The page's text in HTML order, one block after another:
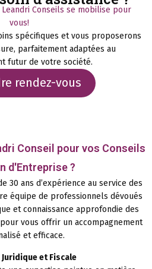
Leandri Conseils se mobilise pour
vous!
spécifiques et vous proposerons
parfaitement adaptées au
futur de votre société.
rendez-vous
Conseil pour vos Conseils
d'Entreprise ?
30 ans d’expérience au service des
équipe de professionnels dévoués
et connaissance approfondie des
vous offrir un accompagnement
et efficace.
et Fiscale